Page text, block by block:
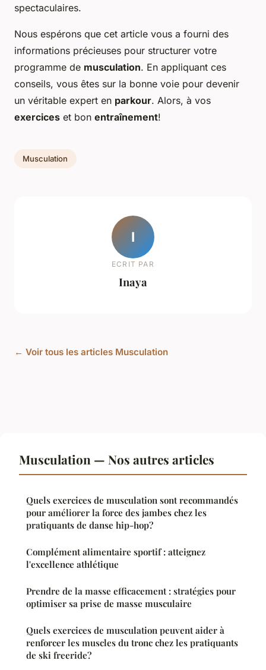
spectaculaires.
Nous espérons que cet article vous a fourni des
informations précieuses pour structurer votre
programme de musculation. En appliquant ces
conseils, vous êtes sur la bonne voie pour devenir
un véritable expert en parkour. Alors, à vos
exercices et bon entraînement!
Musculation
I
ECRIT PAR
Inaya
← Voir tous les articles Musculation
Musculation — Nos autres articles
Quels exercices de musculation sont recommandés
pour améliorer la force des jambes chez les
pratiquants de danse hip-hop?
Complément alimentaire sportif : atteignez
l'excellence athlétique
Prendre de la masse efficacement : stratégies pour
optimiser sa prise de masse musculaire
Quels exercices de musculation peuvent aider à
renforcer les muscles du tronc chez les pratiquants
de ski freeride?